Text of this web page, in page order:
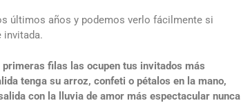
últimos años y podemos verlo fácilmente si
invitada.
filas las ocupen tus invitados más
tenga su arroz, confeti o pétalos en la mano,
con la lluvia de amor más espectacular nunca